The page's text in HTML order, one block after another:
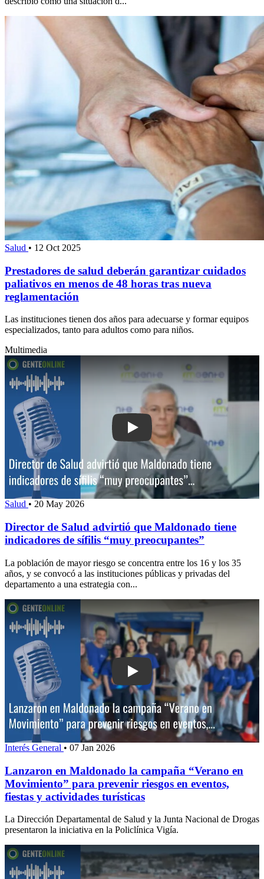
Salud • 12 Oct 2025
Prestadores de salud deberán garantizar cuidados
paliativos en menos de 48 horas tras nueva
reglamentación
Las instituciones tienen dos años para adecuarse y formar equipos
especializados, tanto para adultos como para niños.
Multimedia
Play: Director de Salud advirtió que
Salud • 20 May 2026
Director de Salud advirtió que Maldonado tiene
indicadores de sífilis “muy preocupantes”
La población de mayor riesgo se concentra entre los 16 y los 35
años, y se convocó a las instituciones públicas y privadas del
departamento a una estrategia con...
Play: Lanzaron en Maldonado la
Interés General • 07 Jan 2026
Lanzaron en Maldonado la campaña “Verano en
Movimiento” para prevenir riesgos en eventos,
fiestas y actividades turísticas
La Dirección Departamental de Salud y la Junta Nacional de Drogas
presentaron la iniciativa en la Policlínica Vigía.